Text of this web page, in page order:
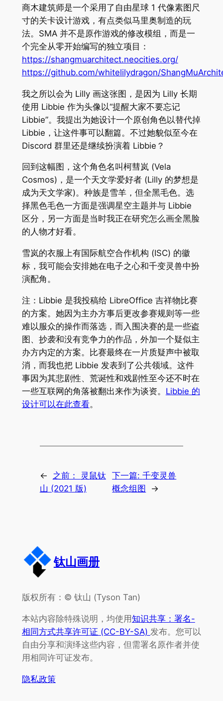
商木建筑师是一个采用了自由星球 1 代像素图尺
寸的关卡设计游戏，有点类似马里奥制造的玩
法。SMA 并不是原作游戏的修改模组，而是一
个完全从零开始编写的独立项目：
https://shangmuarchitect.neocities.org/
https://github.com/whitelilydragon/
我之所以会为 Lilly 画这张图，是因为 Lilly 长期
使用 Libbie 作为头像以“提醒大家不要忘记
Libbie”。我提出为她设计一个原创角色以替代掉
Libbie，让这件事可以翻篇。不过她貌似至今在
Discord 群里还是继续扮演着 Libbie？
回到这幅图，这个角色名叫柯彗岚 (Vela
Cosmos)，是一个天文学爱好者 (Lilly 的梦想是
成为天文学家)。种族是雪羊，但全黑毛色。选
择黑色毛色一方面是强调星空主题并与 Libbie
区分，另一方面是当时我正在研究怎么画全黑脸
的人物才好看。
雪岚的衣服上有国际航空合作机构 (ISC) 的徽
标，我可能会安排她在电子之心和千变灵兽中扮
演配角。
注：Libbie 是我投稿给 LibreOffice 吉祥物比赛
的方案。她因为主办方事后更改参赛规则等一些
难以服众的操作而落选，而入围决赛的是一些盗
图、抄袭和没有竞争力的作品，外加一个疑似主
办方内定的方案。比赛最终在一片质疑声中被取
消，而我也把 Libbie 发表到了公共领域。这件
事因为其悲剧性、荒诞性和戏剧性至今还不时在
一些互联网的角落被翻出来作为谈资。 Libbie 的
设计可以在此查看。
← 之前：
灵鼠钛
山 (2021 版)
下一篇:千变灵兽
概念组图
→
钛山画册
版权所有：© 钛山 (Tyson Tan)
本站内容除特殊说明，均使用知识共享：署名-
相同方式共享许可证 (CC-BY-SA) 发布。您可以
自由分享和演绎这些内容，但需署名原作者并使
用相同许可证发布。
隐私政策